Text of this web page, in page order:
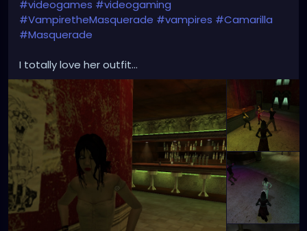
#videogames #videogaming
#VampiretheMasquerade #vampires #Camarilla
#Masquerade
I totally love her outfit...